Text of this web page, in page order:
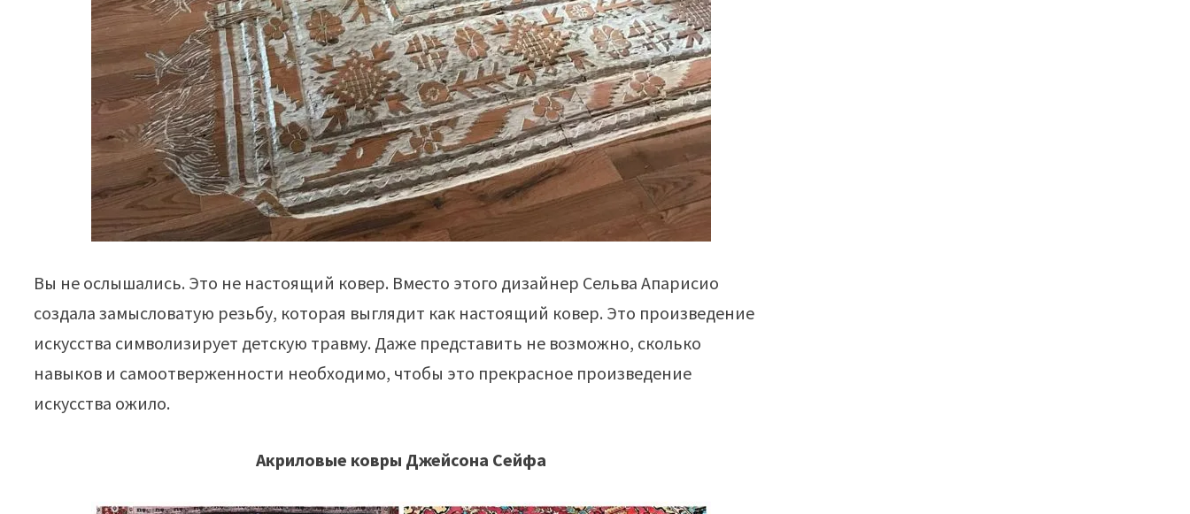
Вы не ослышались. Это не настоящий ковер. Вместо этого дизайнер Сельва Апарисио
создала замысловатую резьбу, которая выглядит как настоящий ковер. Это произведение
искусства символизирует детскую травму. Даже представить не возможно, сколько
навыков и самоотверженности необходимо, чтобы это прекрасное произведение
искусства ожило.
Акриловые ковры Джейсона Сейфа